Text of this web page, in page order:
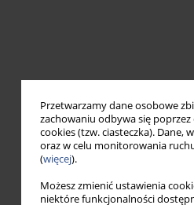
Przetwarzamy dane osobowe
zachowaniu odbywa się
cookies (tzw. ciasteczka). Dane,
oraz w celu monitorowania
(więcej).
Możesz zmienić ustawienia
niektóre funkcjonalności